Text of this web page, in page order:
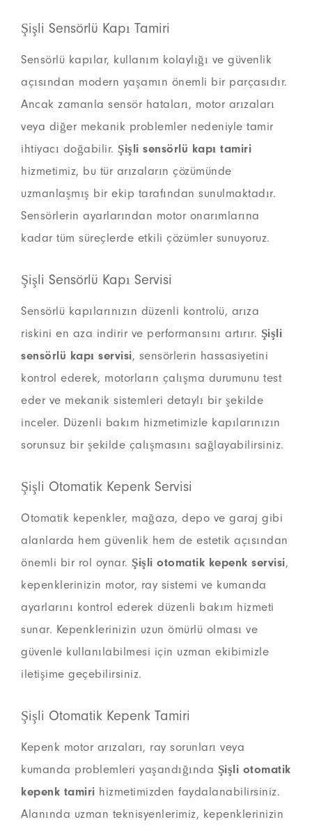
Şişli Sensörlü Kapı Tamiri
Sensörlü kapılar, kullanım kolaylığı ve güvenlik
açısından modern yaşamın önemli bir parçasıdır.
Ancak zamanla sensör hataları, motor arızaları
veya diğer mekanik problemler nedeniyle tamir
ihtiyacı doğabilir. Şişli sensörlü kapı tamiri
hizmetimiz, bu tür arızaların çözümünde
uzmanlaşmış bir ekip tarafından sunulmaktadır.
Sensörlerin ayarlarından motor onarımlarına
kadar tüm süreçlerde etkili çözümler sunuyoruz.
Şişli Sensörlü Kapı Servisi
Sensörlü kapılarınızın düzenli kontrolü, arıza
riskini en aza indirir ve performansını artırır. Şişli
sensörlü kapı servisi, sensörlerin hassasiyetini
kontrol ederek, motorların çalışma durumunu test
eder ve mekanik sistemleri detaylı bir şekilde
inceler. Düzenli bakım hizmetimizle kapılarınızın
sorunsuz bir şekilde çalışmasını sağlayabilirsiniz.
Şişli Otomatik Kepenk Servisi
Otomatik kepenkler, mağaza, depo ve garaj gibi
alanlarda hem güvenlik hem de estetik açısından
önemli bir rol oynar. Şişli otomatik kepenk servisi,
kepenklerinizin motor, ray sistemi ve kumanda
ayarlarını kontrol ederek düzenli bakım hizmeti
sunar. Kepenklerinizin uzun ömürlü olması ve
güvenle kullanılabilmesi için uzman ekibimizle
iletişime geçebilirsiniz.
Şişli Otomatik Kepenk Tamiri
Kepenk motor arızaları, ray sorunları veya
kumanda problemleri yaşandığında Şişli otomatik
kepenk tamiri hizmetimizden faydalanabilirsiniz.
Alanında uzman teknisyenlerimiz, kepenklerinizin